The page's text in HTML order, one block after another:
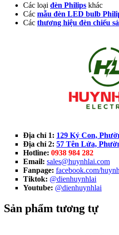
Các loại đèn Philips khác
Các mẫu đèn LED bulb
Các thương hiệu đèn chiếu
Địa chỉ 1: 129 Ký Con,
Địa chỉ 2: 57 Tên Lửa,
Hotline: 0938 984 282
Email: sales@huynhlai.com
Fanpage: facebook.com/
Tiktok: @dienhuynhlai
Youtube: @dienhuynhlai
Sản phẩm tương tự